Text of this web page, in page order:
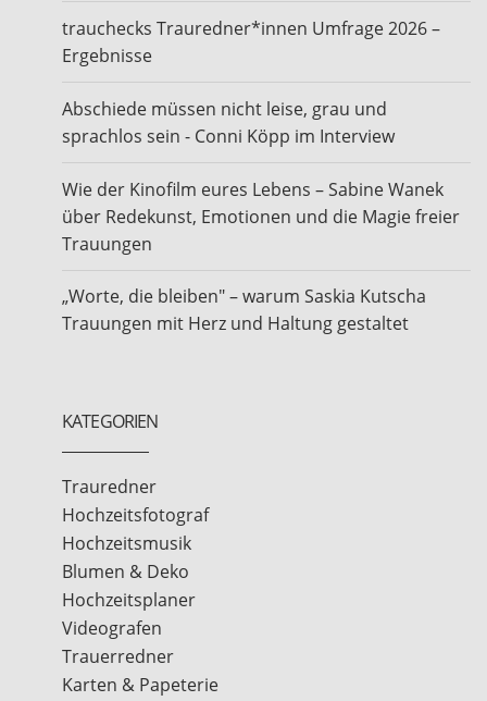
trauchecks Trauredner*innen Umfrage 2026 –
Ergebnisse
Abschiede müssen nicht leise, grau und
sprachlos sein - Conni Köpp im Interview
Wie der Kinofilm eures Lebens – Sabine Wanek
über Redekunst, Emotionen und die Magie freier
Trauungen
„Worte, die bleiben" – warum Saskia Kutscha
Trauungen mit Herz und Haltung gestaltet
KATEGORIEN
Trauredner
Hochzeitsfotograf
Hochzeitsmusik
Blumen & Deko
Hochzeitsplaner
Videografen
Trauerredner
Karten & Papeterie